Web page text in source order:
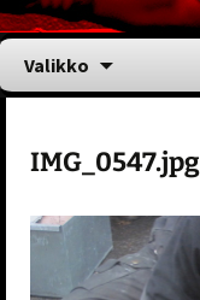
Valikko
IMG_0547.jpg